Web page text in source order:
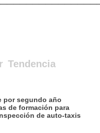
Tendencia
por segundo año
de formación para
de auto-taxis